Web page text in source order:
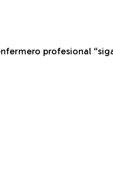
profesional